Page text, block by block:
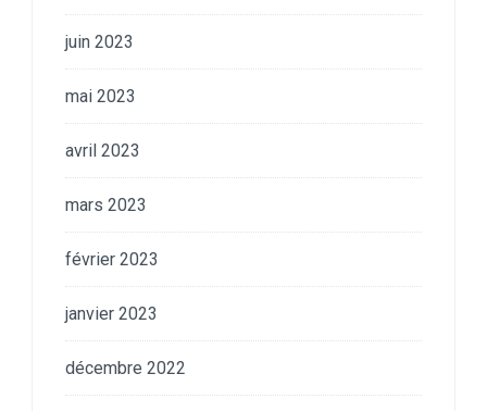
juin 2023
mai 2023
avril 2023
mars 2023
février 2023
janvier 2023
décembre 2022